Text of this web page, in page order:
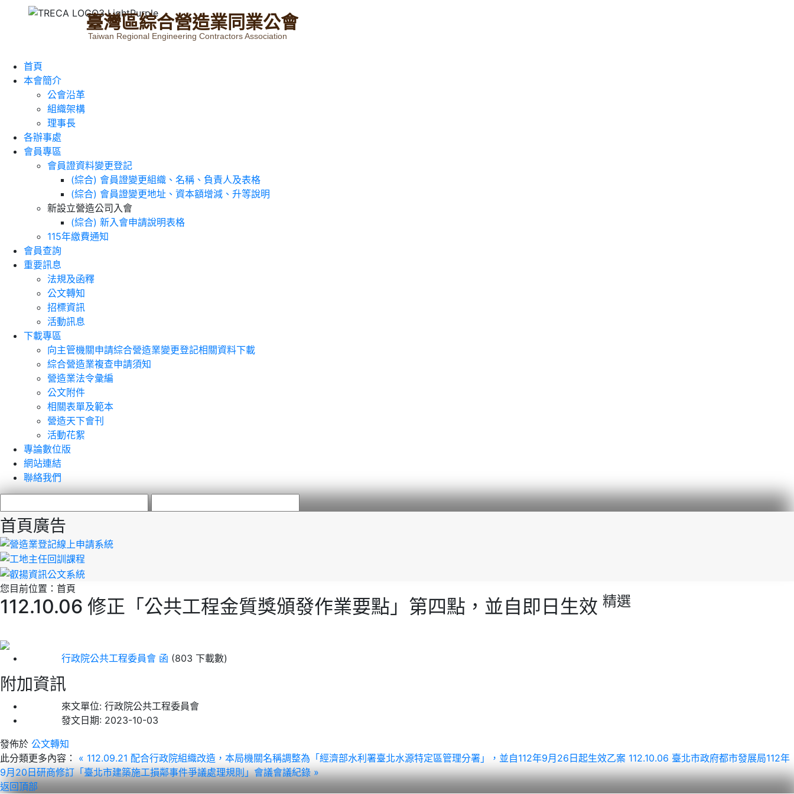
臺灣區綜合營造業同業公會
Taiwan Regional Engineering Contractors Association
首頁
本會簡介
公會沿革
組織架構
理事長
各辦事處
會員專區
會員證資料變更登記
(綜合) 會員證變更組織、名稱、負責人及表格
(綜合) 會員證變更地址、資本額增減、升等說明
新設立營造公司入會
(綜合) 新入會申請說明表格
115年繳費通知
會員查詢
重要訊息
法規及函釋
公文轉知
招標資訊
活動訊息
下載專區
向主管機關申請綜合營造業變更登記相關資料下載
綜合營造業複查申請須知
營造業法令彙編
公文附件
相關表單及範本
營造天下會刊
活動花絮
專論數位版
網站連結
聯絡我們
首頁廣告
您目前位置： 首頁
112.10.06 修正「公共工程金質獎頒發作業要點」第四點，並自即日生效 精選
行政院公共工程委員會 函 (803 下載數)
附加資訊
來文單位: 行政院公共工程委員會
發文日期: 2023-10-03
發佈於 公文轉知
此分類更多內容： « 112.09.21 配合行政院組織改造，本局機關名稱調整為「經濟部水利署臺北水源特定區管理分署」，並自112年9月26日起生效乙案 112.10.06 臺北市政府都市發展局112年
9月20日研商修訂「臺北市建築施工損鄰事件爭議處理規則」會議會議紀錄 »
返回頂部